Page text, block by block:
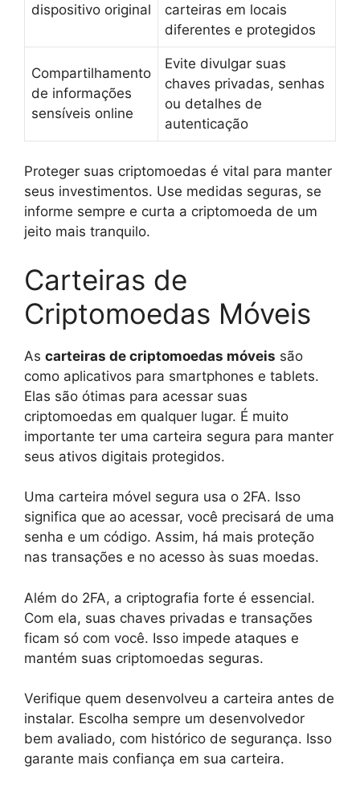
dispositivo original
carteiras em locais
diferentes e protegidos
Compartilhamento
de informações
sensíveis online
Evite divulgar suas
chaves privadas, senhas
ou detalhes de
autenticação
Proteger suas criptomoedas é vital para manter
seus investimentos. Use medidas seguras, se
informe sempre e curta a criptomoeda de um
jeito mais tranquilo.
Carteiras de
Criptomoedas Móveis
As carteiras de criptomoedas móveis são
como aplicativos para smartphones e tablets.
Elas são ótimas para acessar suas
criptomoedas em qualquer lugar. É muito
importante ter uma carteira segura para manter
seus ativos digitais protegidos.
Uma carteira móvel segura usa o 2FA. Isso
significa que ao acessar, você precisará de uma
senha e um código. Assim, há mais proteção
nas transações e no acesso às suas moedas.
Além do 2FA, a criptografia forte é essencial.
Com ela, suas chaves privadas e transações
ficam só com você. Isso impede ataques e
mantém suas criptomoedas seguras.
Verifique quem desenvolveu a carteira antes de
instalar. Escolha sempre um desenvolvedor
bem avaliado, com histórico de segurança. Isso
garante mais confiança em sua carteira.